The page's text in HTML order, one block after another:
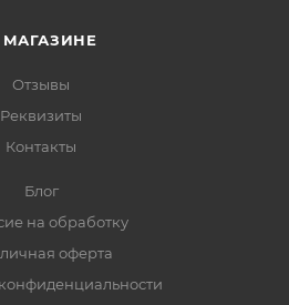
Отзывы
Реквизиты
Контакты
Блог
на обработку
оферта